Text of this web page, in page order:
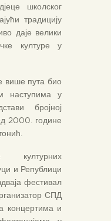
школског
традицију
даје велики
културе у
више пута био
наступима у
бројној
2000. године
и Републици
фестивал
СПД
концертима и